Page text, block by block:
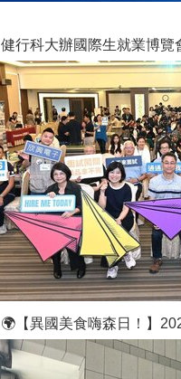
健行科大辦國際生就業博覽
🌍【異國美食嗨森日！】